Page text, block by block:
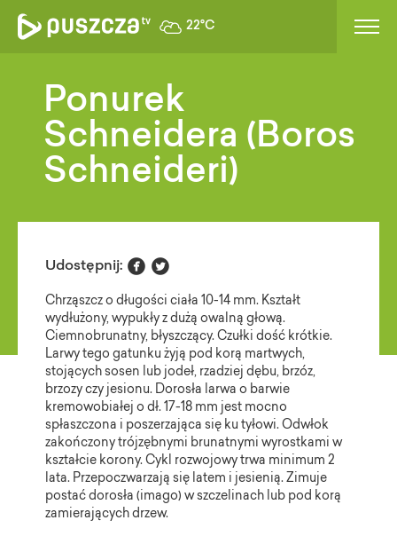
22°C
Ponurek
Schneidera (Boros
Schneideri)
Udostępnij:  
Chrząszcz o długości ciała 10-14 mm. Kształt
wydłużony, wypukły z dużą owalną głową.
Ciemnobrunatny, błyszczący. Czułki dość krótkie.
Larwy tego gatunku żyją pod korą martwych,
stojących sosen lub jodeł, rzadziej dębu, brzóz,
brzozy czy jesionu. Dorosła larwa o barwie
kremowobiałej o dł. 17-18 mm jest mocno
spłaszczona i poszerzająca się ku tyłowi. Odwłok
zakończony trójzębnymi brunatnymi wyrostkami w
kształcie korony. Cykl rozwojowy trwa minimum 2
lata. Przepoczwarzają się latem i jesienią. Zimuje
postać dorosła (imago) w szczelinach lub pod korą
zamierających drzew.